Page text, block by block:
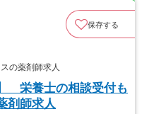
保存する
の薬剤師求人
栄養士の相談受付も
剤師求人